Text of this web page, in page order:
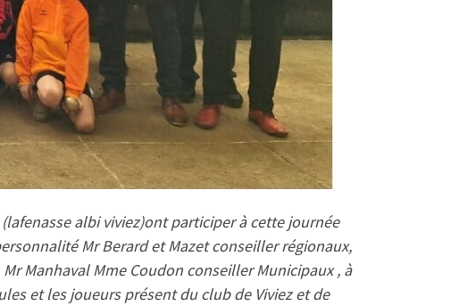
albi viviez)ont participer à cette journée
Mr Berard et Mazet conseiller régionaux,
Manhaval Mme Coudon conseiller Municipaux , à
et les joueurs présent du club de Viviez et de